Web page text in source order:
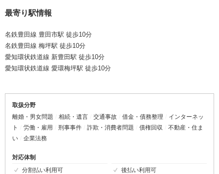
最寄り駅情報
名鉄豊田線 豊田市駅 徒歩10分
名鉄豊田線 梅坪駅 徒歩10分
愛知環状鉄道線 新豊田駅 徒歩10分
愛知環状鉄道線 愛環梅坪駅 徒歩10分
取扱分野
離婚・男女問題
相続・遺言 交通事故 借金・債務整理
インターネッ
ト
労働・雇用 刑事事件 詐欺・消費者問題 債権回収
不動産・住ま
い
企業法務
対応体制
分割払い利用可
後払い利用可